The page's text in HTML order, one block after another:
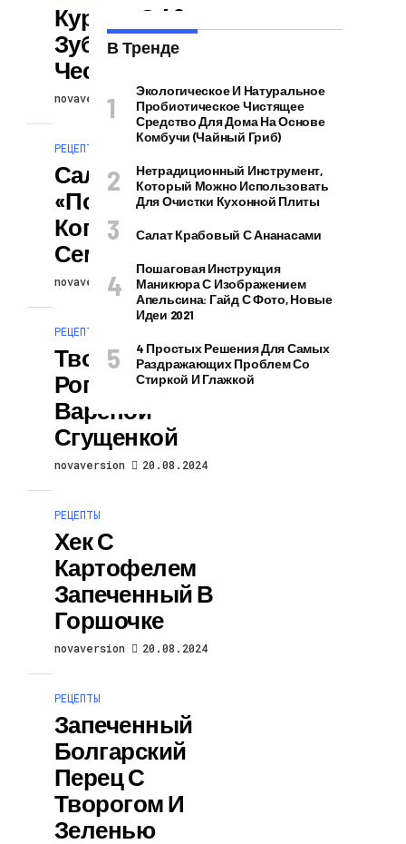
Курица С 40
Зубчиками
Чеснока
novaversion 21.08.2024
РЕЦЕПТЫ
Салат
«Портофино» С
Копченой
Семгой
novaversion 20.08.2024
РЕЦЕПТЫ
Творожные
Рогалики С
Вареной
Сгущенкой
novaversion 20.08.2024
РЕЦЕПТЫ
Хек С
Картофелем
Запеченный В
Горшочке
novaversion 20.08.2024
РЕЦЕПТЫ
Запеченный
Болгарский
Перец С
Творогом И
Зеленью
В Тренде
Экологическое И Натуральное
Пробиотическое Чистящее
Средство Для Дома На Основе
Комбучи (чайный Гриб)
Нетрадиционный Инструмент,
Который Можно Использовать
Для Очистки Кухонной Плиты
Салат Крабовый С Ананасами
Пошаговая Инструкция
Маникюра С Изображением
Апельсина: Гайд С Фото, Новые
Идеи 2021
4 Простых Решения Для Самых
Раздражающих Проблем Со
Стиркой И Глажкой